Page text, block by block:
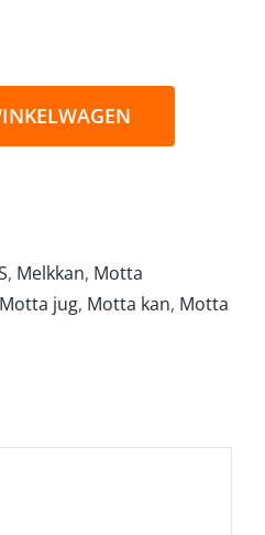
, Melkkan, Motta
Motta jug, Motta kan, Motta